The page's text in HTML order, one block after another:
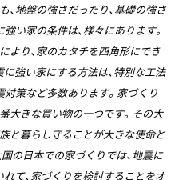
、地盤の強さだったり、基礎の強さ
強い家の条件は、様々にあります。
より、家のカタチを四角形にでき
強い家にする方法は、特別な工法
対策など多数あります。家づくり
大きな買い物の一つです。その大
と暮らし守ることが大きな使命と
の日本での家づくりでは、地震に
て、家づくりを検討することをオ